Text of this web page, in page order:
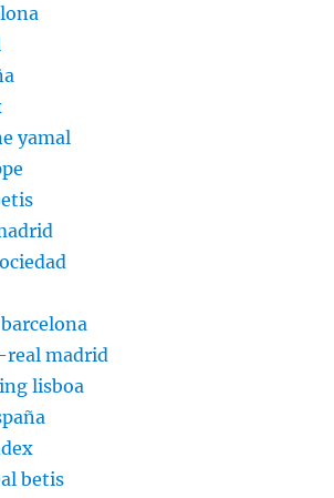
yamal
madrid
lisboa
betis